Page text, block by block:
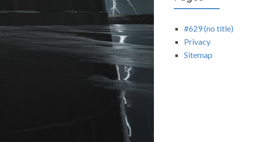
#629 (no title)
Privacy
Sitemap